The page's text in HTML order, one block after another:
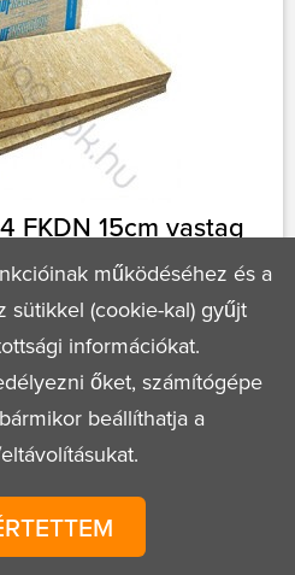
FKDN 15cm vastag
hőszigetelő
1 bála
működéséhez és a
sütikkel (cookie-kal) gyűjt
információkat.
őket, számítógépe
beállíthatja a